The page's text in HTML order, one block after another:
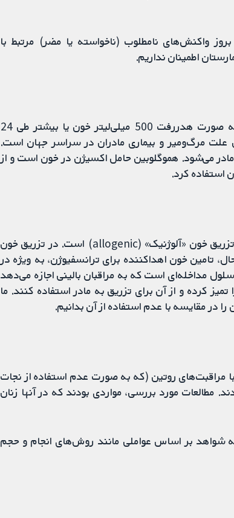
واکنش‌های نامطلوب (ناخواسته یا مضر) مرتبط با
اطمینان نداریم.
خونریزی پس از زایمان (postpartum haemorrhage) به ‌صورت هدررفت 500 میلی‌لیتر خون یا بیشتر طی 24
مرگ‌ومیر و بیماری مادران در سراسر جهان است.
می‌شود. هموگلوبین حامل اکسیژن در خون است و از
استفاده کرد.
بخشی از مدیریت بالینی خونریزی پس از زایمان، استفاده از تزریق خون «آلوژنیک» (allogenic) است. در تزریق خون
تامین خون اهداکننده برای ترانسفیوژن، به ‌ویژه در
مداخله‌ای است که به مراقبان بالینی اجازه می‌دهد
کرده و از آن برای تزریق به مادر استفاده کنند. ما
در مقایسه با عدم استفاده از آن بدانیم.
مراقبت‌های روتین (که به‌ صورت عدم استفاده از نجات
مطالعات مورد بررسی، مواردی بودند که در آنها زنان
به شواهد بر اساس عواملی مانند روش‌های انجام و حجم